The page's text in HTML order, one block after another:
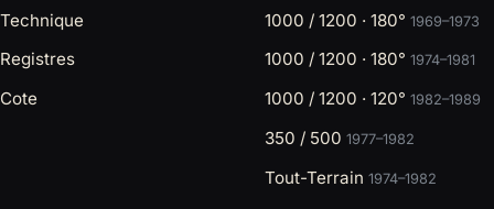
Technique
Registres
Cote
1000 / 1200 · 180° 1969–1973
1000 / 1200 · 180° 1974–1981
1000 / 1200 · 120° 1982–1989
350 / 500 1977–1982
Tout-Terrain 1974–1982